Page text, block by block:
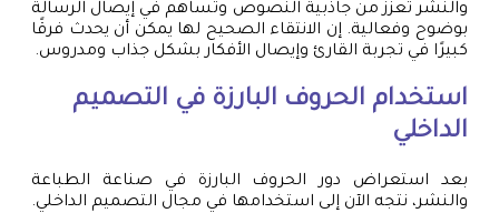
والنشر تُعزز من جاذبية النصوص وتُساهم في إيصال الرسالة
بوضوح وفعالية. إن الانتقاء الصحيح لها يمكن أن يحدث فرقًا
كبيرًا في تجربة القارئ وإيصال الأفكار بشكل جذاب ومدروس.
استخدام الحروف البارزة في التصميم
الداخلي
بعد استعراض دور الحروف البارزة في صناعة الطباعة
والنشر، نتجه الآن إلى استخدامها في مجال التصميم الداخلي.